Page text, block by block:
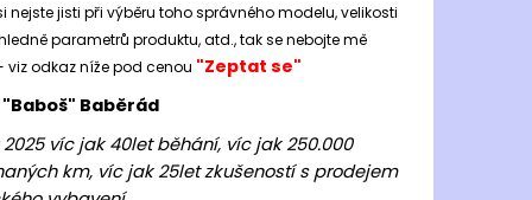
nejste jisti při výběru toho správného modelu, velikosti
parametrů produktu, atd., tak se nebojte mě
viz odkaz níže pod cenou "Zeptat se"
"Baboš" Baběrád
2025 víc jak 40let běhání, víc jak 250.000
km, víc jak 25let zkušeností s prodejem
Následující